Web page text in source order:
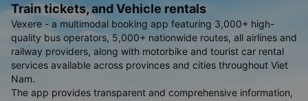
Train tickets, and Vehicle rentals
Vexere - a multimodal booking app featuring 3,000+ high-
quality bus operators, 5,000+ nationwide routes, all airlines and
railway providers, along with motorbike and tourist car rental
services available across provinces and cities throughout Viet
Nam.
The app provides transparent and comprehensive information,